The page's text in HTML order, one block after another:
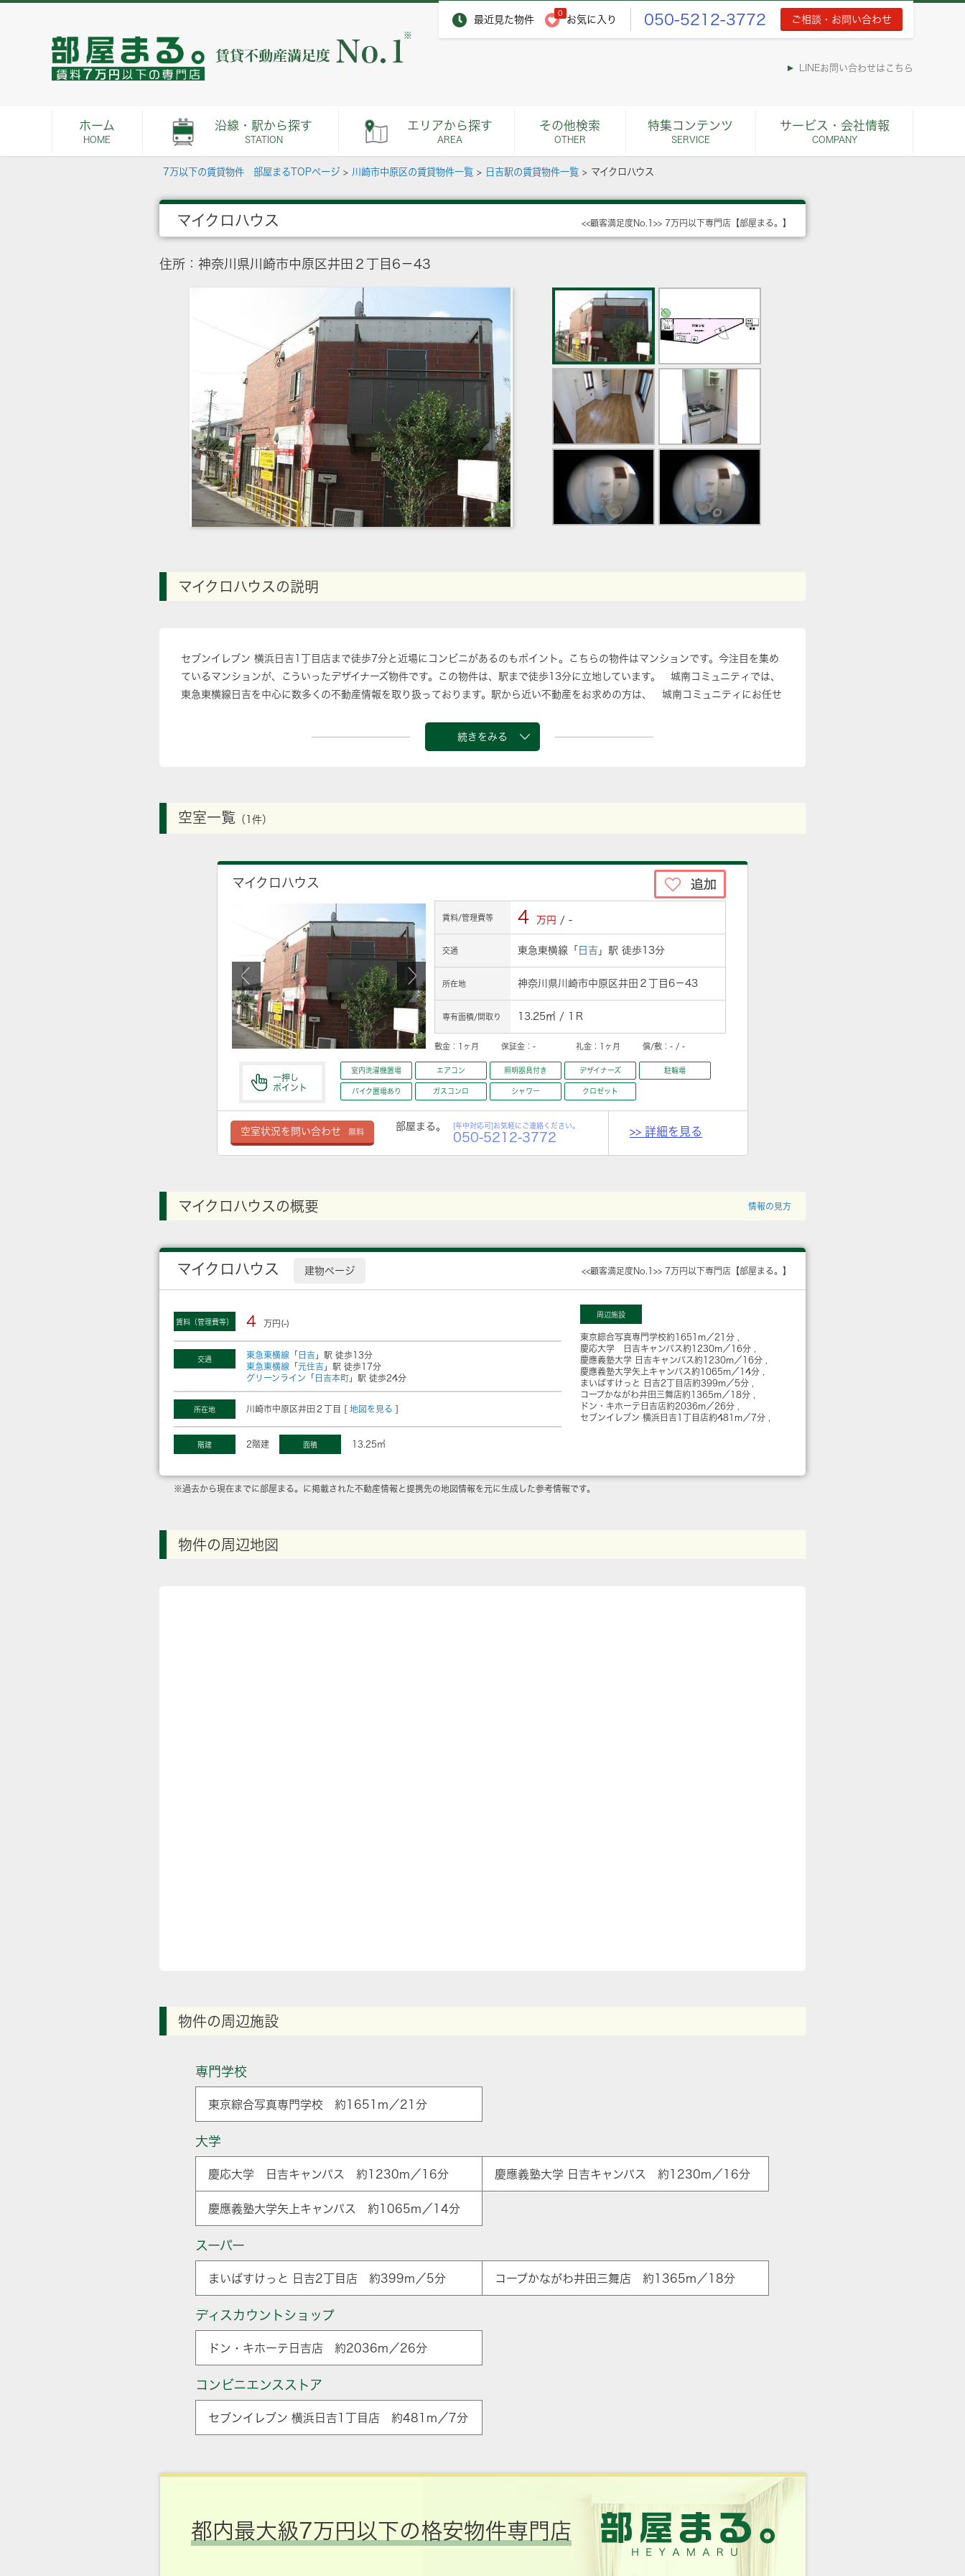
最近見た物件
0
お気に入り 050-5212-3772 ご相談・お問い合わせ
※
LINEお問い合わせはこちら
ホーム
HOME
沿線・駅から探す
STATION
エリアから探す
AREA
その他検索
OTHER
特集コンテンツ
SERVICE
サービス・会社情報
COMPANY
7万以下の賃貸物件 部屋まるTOPページ > 川崎市中原区の賃貸物件一覧 > 日吉駅の賃貸物件一覧 > マイクロハウス
マイクロハウス <<顧客満足度No.1>> 7万円以下専門店【部屋まる。】
住所：神奈川県川崎市中原区井田２丁目6－43
マイクロハウスの説明
セブンイレブン 横浜日吉1丁目店まで徒歩7分と近場にコンビニがあるのもポイント。こちらの物件はマンションです。今注目を集め
ているマンションが、こういったデザイナーズ物件です。この物件は、駅まで徒歩13分に立地しています。 城南コミュニティでは、
東急東横線日吉を中心に数多くの不動産情報を取り扱っております。駅から近い不動産をお求めの方は、 城南コミュニティにお任せ
続きをみる
空室一覧 （1件）
マイクロハウス
賃料/管理費等 4 万円 / -
交通 東急東横線「 日吉 」駅 徒歩13分
所在地 神奈川県川崎市中原区井田２丁目6－43
専有面積/間取り 13.25㎡ / 1Ｒ
敷金： 1ヶ月 保証金： - 礼金： 1ヶ月 償/敷： - / -
一押し
ポイント
室内洗濯機置場 エアコン 照明器具付き デザイナーズ 駐輪場
バイク置場あり ガスコンロ シャワー クロゼット
空室状況を問い合わせ 無料
部屋まる。 [年中対応可]お気軽にご連絡ください。
050-5212-3772 >> 詳細を見る
マイクロハウスの概要 情報の見方
マイクロハウス 建物ページ <<顧客満足度No.1>> 7万円以下専門店【部屋まる。】
賃料（管理費等） 4 万円(-)
交通 東急東横線 「 日吉 」駅 徒歩13分
東急東横線 「 元住吉 」駅 徒歩17分
グリーンライン 「 日吉本町 」駅 徒歩24分
所在地 川崎市中原区井田２丁目 [ 地図を見る ]
階建 2階建 面積 13.25㎡
周辺施設
東京綜合写真専門学校約1651m／21分
慶応大学 日吉キャンパス約1230m／16分
慶應義塾大学 日吉キャンパス約1230m／16分
慶應義塾大学矢上キャンパス約1065m／14分
まいばすけっと 日吉2丁目店約399m／5分
コープかながわ井田三舞店約1365m／18分
ドン・キホーテ日吉店約2036m／26分
セブンイレブン 横浜日吉1丁目店約481m／7分
※過去から現在までに部屋まる。に掲載された不動産情報と提携先の地図情報を元に生成した参考情報です。
物件の周辺地図
物件の周辺施設
専門学校
東京綜合写真専門学校 約1651m／21分
大学
慶応大学 日吉キャンパス 約1230m／16分 慶應義塾大学 日吉キャンパス 約1230m／16分
慶應義塾大学矢上キャンパス 約1065m／14分
スーパー
まいばすけっと 日吉2丁目店 約399m／5分 コープかながわ井田三舞店 約1365m／18分
ディスカウントショップ
ドン・キホーテ日吉店 約2036m／26分
コンビニエンスストア
セブンイレブン 横浜日吉1丁目店 約481m／7分
都内最大級7万円以下の格安物件専門店